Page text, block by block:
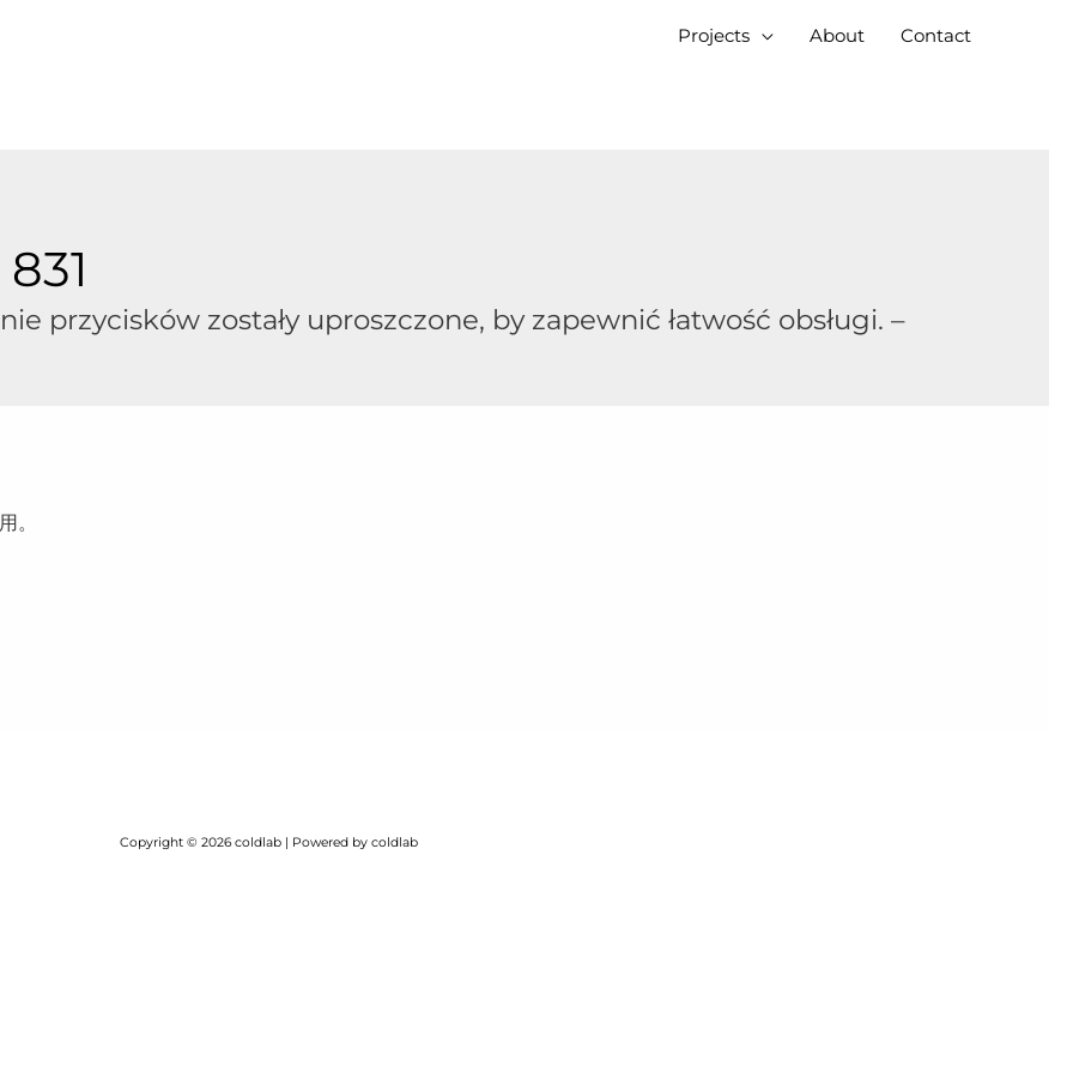
Projects About Contact
przycisków zostały uproszczone, by zapewnić łatwość obsługi. –
。
Copyright © 2026 coldlab | Powered by coldlab